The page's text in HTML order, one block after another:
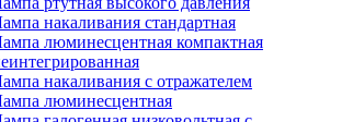
накаливания стандартная
люминесцентная компактная
накаливания с отражателем
люминесцентная